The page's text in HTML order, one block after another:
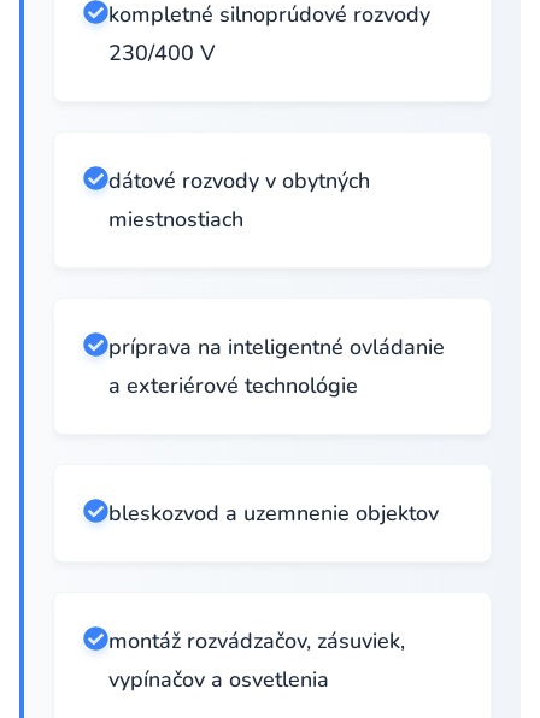
kompletné silnoprúdové rozvody
230/400 V
dátové rozvody v obytných
miestnostiach
príprava na inteligentné ovládanie
a exteriérové technológie
bleskozvod a uzemnenie objektov
montáž rozvádzačov, zásuviek,
vypínačov a osvetlenia